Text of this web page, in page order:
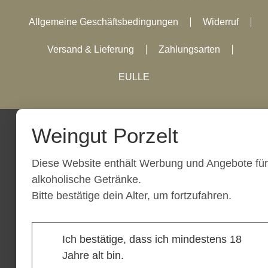
Allgemeine Geschäftsbedingungen Widerruf
Versand & Lieferung Zahlungsarten
EULLE
Weingut Porzelt
Diese Website enthält Werbung und Angebote für
alkoholische Getränke.
Bitte bestätige dein Alter, um fortzufahren.
Ich bestätige, dass ich mindestens 18
Jahre alt bin.